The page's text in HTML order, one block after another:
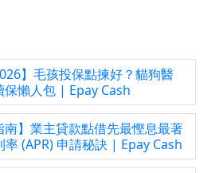
】毛孩投保點揀好？貓狗醫
保懶人包 | Epay Cash
南】業主貸款點借先最慳息最著
(APR) 申請秘訣 | Epay Cash